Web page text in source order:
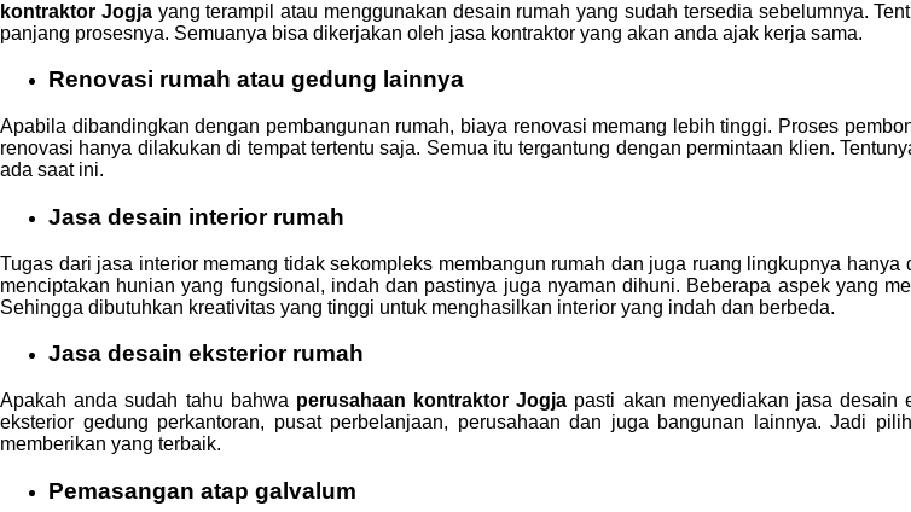
kontraktor Jogja yang terampil atau menggunakan desain rumah yang sudah tersedia sebelumnya.
panjang prosesnya. Semuanya bisa dikerjakan oleh jasa kontraktor yang akan anda ajak kerja sama.
Renovasi rumah atau gedung lainnya
Apabila dibandingkan dengan pembangunan rumah, biaya renovasi memang lebih tinggi. Proses
renovasi hanya dilakukan di tempat tertentu saja. Semua itu tergantung dengan permintaan klien.
ada saat ini.
Jasa desain interior rumah
Tugas dari jasa interior memang tidak sekompleks membangun rumah dan juga ruang lingkupnya
menciptakan hunian yang fungsional, indah dan pastinya juga nyaman dihuni. Beberapa aspek yang
Sehingga dibutuhkan kreativitas yang tinggi untuk menghasilkan interior yang indah dan berbeda.
Jasa desain eksterior rumah
Apakah anda sudah tahu bahwa perusahaan kontraktor Jogja pasti akan menyediakan jasa desain
eksterior gedung perkantoran, pusat perbelanjaan, perusahaan dan juga bangunan lainnya. Jadi
memberikan yang terbaik.
Pemasangan atap galvalum